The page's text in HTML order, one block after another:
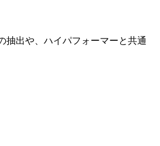
抽出や、ハイパフォーマーと共通